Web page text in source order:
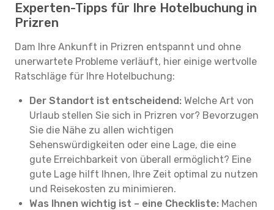
Experten-Tipps für Ihre Hotelbuchung in
Prizren
Dam Ihre Ankunft in Prizren entspannt und ohne
unerwartete Probleme verläuft, hier einige wertvolle
Ratschläge für Ihre Hotelbuchung:
Der Standort ist entscheidend: Welche Art von
Urlaub stellen Sie sich in Prizren vor? Bevorzugen
Sie die Nähe zu allen wichtigen
Sehenswürdigkeiten oder eine Lage, die eine
gute Erreichbarkeit von überall ermöglicht? Eine
gute Lage hilft Ihnen, Ihre Zeit optimal zu nutzen
und Reisekosten zu minimieren.
Was Ihnen wichtig ist – eine Checkliste: Machen